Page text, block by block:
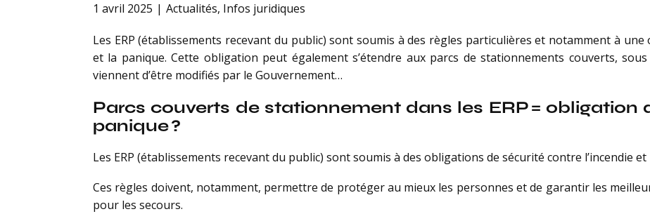
1 avril 2025 Actualités, Infos juridiques
Les ERP (établissements recevant du public) sont soumis à des règles particulières et notamment à
et la panique. Cette obligation peut également s’étendre aux parcs de stationnements couverts,
viennent d’être modifiés par le Gouvernement…
Parcs couverts de stationnement dans les ERP = obligation
panique ?
Les ERP (établissements recevant du public) sont soumis à des obligations de sécurité contre l’incendie et
Ces règles doivent, notamment, permettre de protéger au mieux les personnes et de garantir les
pour les secours.